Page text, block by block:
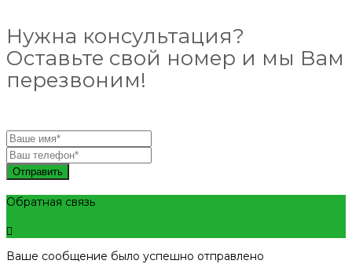
Нужна консультация?
Оставьте свой номер и мы Вам
перезвоним!
Отправить
Обратная связь
Ваше сообщение было успешно отправлено